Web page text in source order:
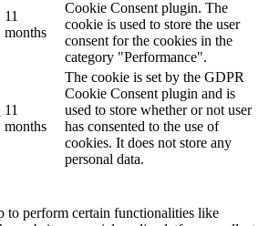
11
months
Cookie Consent plugin. The
cookie is used to store the user
consent for the cookies in the
category "Performance".
11
months
The cookie is set by the GDPR
Cookie Consent plugin and is
used to store whether or not user
has consented to the use of
cookies. It does not store any
personal data.
to perform certain functionalities like